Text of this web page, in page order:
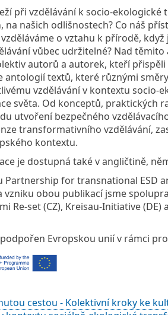
při vzdělávání k socio-
na našich odlišnostech? Co náš
o vztahu k přírodě,
vůbec udržitelné? Nad
autorů a autorek, kteří přispěli
antologií textů, které různými
vzdělávání v kontextu socio-
světa. Od konceptů, praktických
utvoření bezpečného
transformativního vzdělávání,
kontextu.
je dostupná také v angličtině,
Partnership for transnational ESD
vzniku obou publikací jsme
Re-set (CZ), Kreisau-Initiative (DE)
Evropskou unií v rámci
cestou - Kolektivní kroky ke